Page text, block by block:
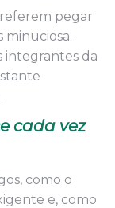
pegar
minuciosa.
integrantes da
cada vez
como o
e, como